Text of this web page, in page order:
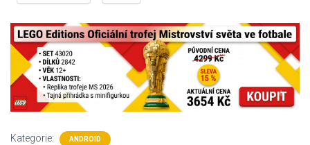
Kategorie: ANDROID